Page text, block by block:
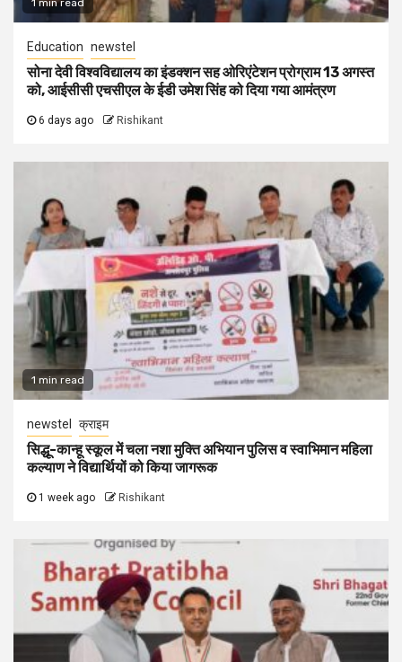
1 min read
Education newstel
सोना देवी विश्वविद्यालय का इंडक्शन सह ओरिएंटेशन प्रोग्राम 13 अगस्त
को, आईसीसी एचसीएल के ईडी उमेश सिंह को दिया गया आमंत्रण
6 days ago Rishikant
1 min read
newstel क्राइम
सिद्धू-कान्हू स्कूल में चला नशा मुक्ति अभियान पुलिस व स्वाभिमान महिला
कल्याण ने विद्यार्थियों को किया जागरूक
1 week ago Rishikant